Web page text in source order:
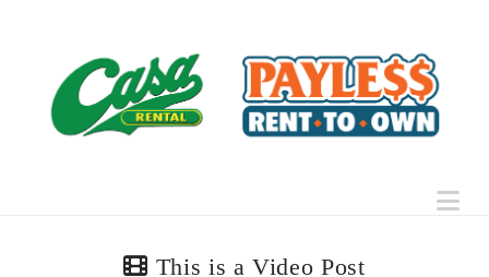
This is a Video Post